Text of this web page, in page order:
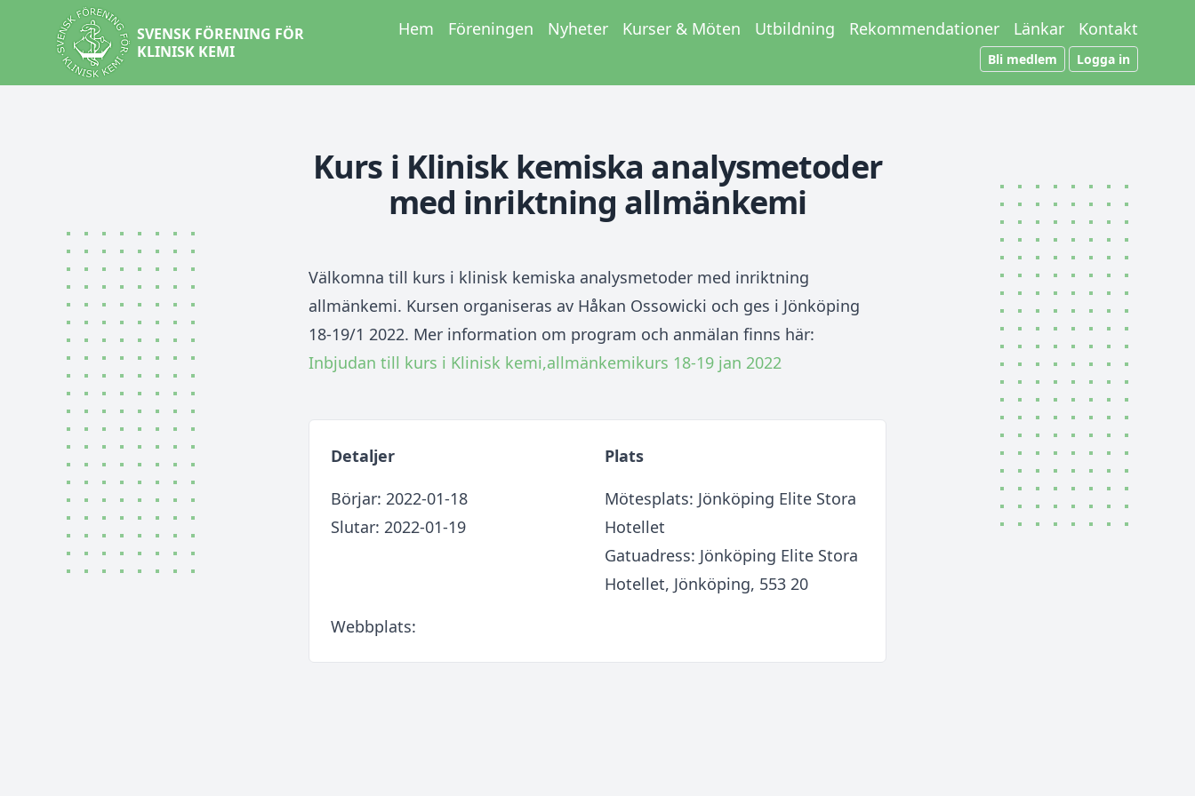
SVENSK FÖRENING FÖR
KLINISK KEMI
Hem Föreningen Nyheter Kurser & Möten Utbildning Rekommendationer Länkar Kontakt
Bli medlem Logga in
Kurs i Klinisk kemiska analysmetoder
med inriktning allmänkemi
Välkomna till kurs i klinisk kemiska analysmetoder med inriktning
allmänkemi. Kursen organiseras av Håkan Ossowicki och ges i Jönköping
18-19/1 2022. Mer information om program och anmälan finns här:
Inbjudan till kurs i Klinisk kemi,allmänkemikurs 18-19 jan 2022
Detaljer
Börjar: 2022-01-18
Slutar: 2022-01-19
Plats
Mötesplats: Jönköping Elite Stora
Hotellet
Gatuadress: Jönköping Elite Stora
Hotellet, Jönköping, 553 20
Webbplats: